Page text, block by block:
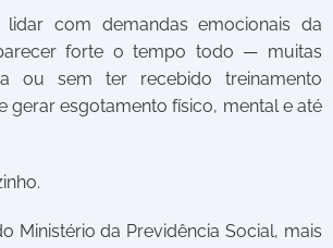
lidar com demandas emocionais da
forte o tempo todo — muitas
ou sem ter recebido treinamento
esgotamento físico, mental e até
Ministério da Previdência Social, mais